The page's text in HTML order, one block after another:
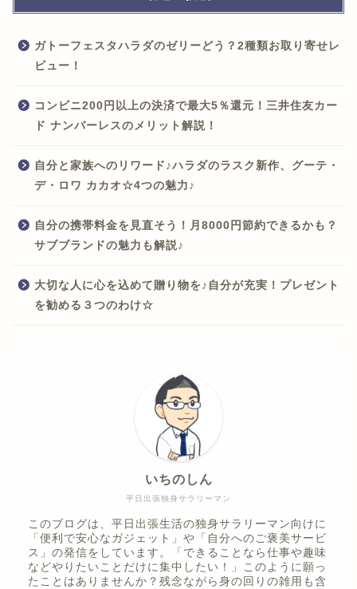
ガトーフェスタハラダのゼリーどう？2種類お取り寄せレ
ビュー！
コンビニ200円以上の決済で最大5％還元！三井住友カー
ド ナンバーレスのメリット解説！
自分と家族へのリワード♪ハラダのラスク新作、グーテ・
デ・ロワ カカオ☆4つの魅力♪
自分の携帯料金を見直そう！月8000円節約できるかも？
サブブランドの魅力も解説♪
大切な人に心を込めて贈り物を♪自分が充実！プレゼント
を勧める３つのわけ☆
平日出張独身サラリーマン
いちのしん
このブログは、平日出張生活の独身サラリーマン向けに
「便利で安心なガジェット」や「自分へのご褒美サービ
ス」の発信をしています。「できることなら仕事や趣味
などやりたいことだけに集中したい！」このように願っ
たことはありませんか？残念ながら身の回りの雑用も含